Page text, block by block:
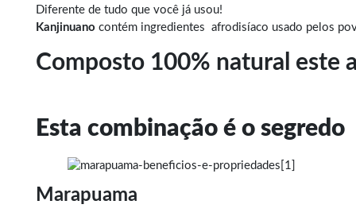
Diferente de tudo que você já usou!
Kanjinuano contém ingredientes afrodisíaco usado pelos
Composto 100% natural este
Esta combinação é o segredo
Marapuama